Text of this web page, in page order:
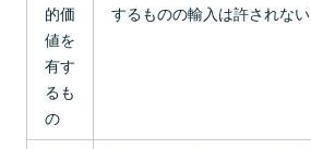
的価
値を
有す
るも
の
するものの輸入は許されない